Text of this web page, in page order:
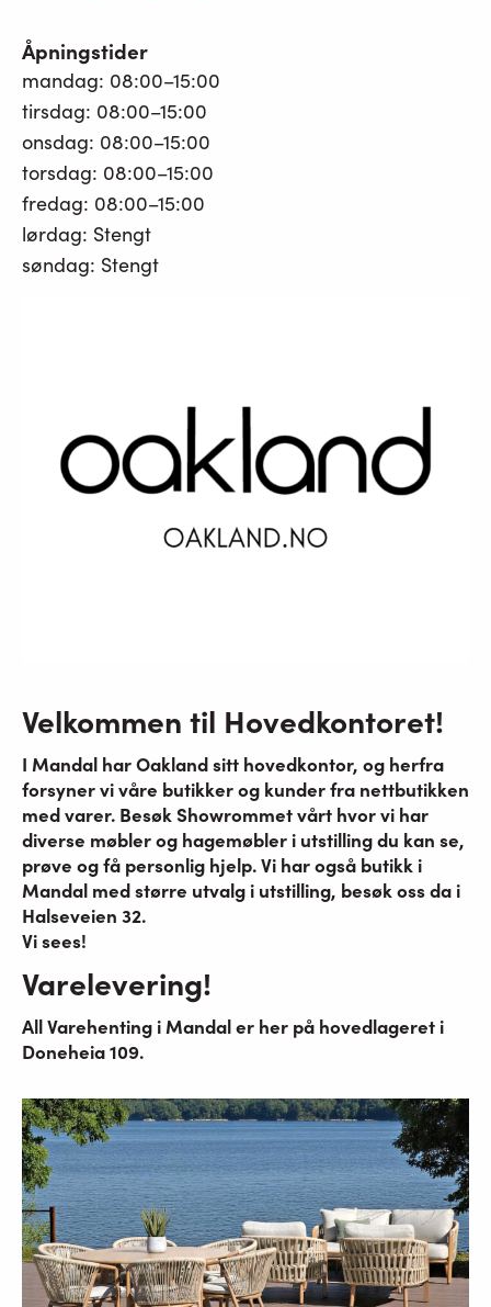
Åpningstider
mandag: 08:00–15:00
tirsdag: 08:00–15:00
onsdag: 08:00–15:00
torsdag: 08:00–15:00
fredag: 08:00–15:00
lørdag: Stengt
søndag: Stengt
Velkommen til Hovedkontoret!
I Mandal har Oakland sitt hovedkontor, og herfra
forsyner vi våre butikker og kunder fra nettbutikken
med varer. Besøk Showrommet vårt hvor vi har
diverse møbler og hagemøbler i utstilling du kan se,
prøve og få personlig hjelp. Vi har også butikk i
Mandal med større utvalg i utstilling, besøk oss da i
Halseveien 32.
Vi sees!
Varelevering!
All Varehenting i Mandal er her på hovedlageret i
Doneheia 109.